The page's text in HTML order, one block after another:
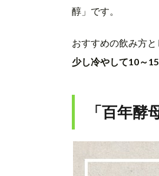
醇」です。
おすすめの飲み方と
少し冷やして10
「百年酵